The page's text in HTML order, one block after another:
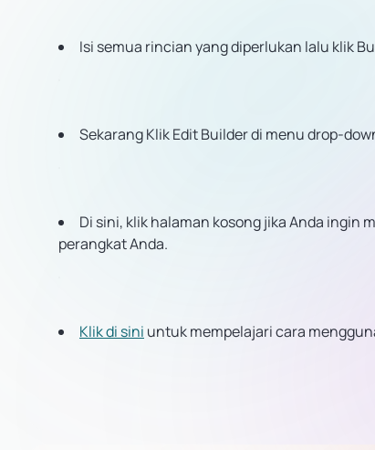
Isi semua rincian yang diperlukan lalu klik
Sekarang Klik Edit Builder di menu drop-
Di sini, klik halaman kosong jika Anda ingin
perangkat Anda.
Klik di sini untuk mempelajari cara